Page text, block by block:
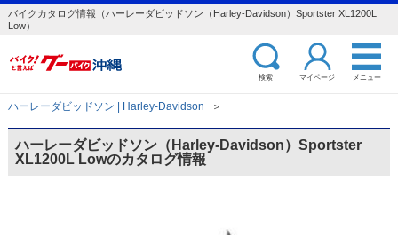
バイクカタログ情報（ハーレーダビッドソン（Harley-Davidson）Sportster XL1200L
Low）
検索 マイページ メニュー
ハーレーダビッドソン | Harley-Davidson ＞
ハーレーダビッドソン（Harley-Davidson）Sportster
XL1200L Lowのカタログ情報